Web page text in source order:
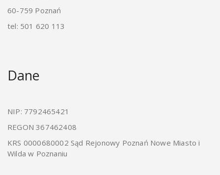
60-759 Poznań
tel: 501 620 113
Dane
NIP: 7792465421
REGON 367462408
KRS 0000680002 Sąd Rejonowy Poznań Nowe Miasto i
Wilda w Poznaniu